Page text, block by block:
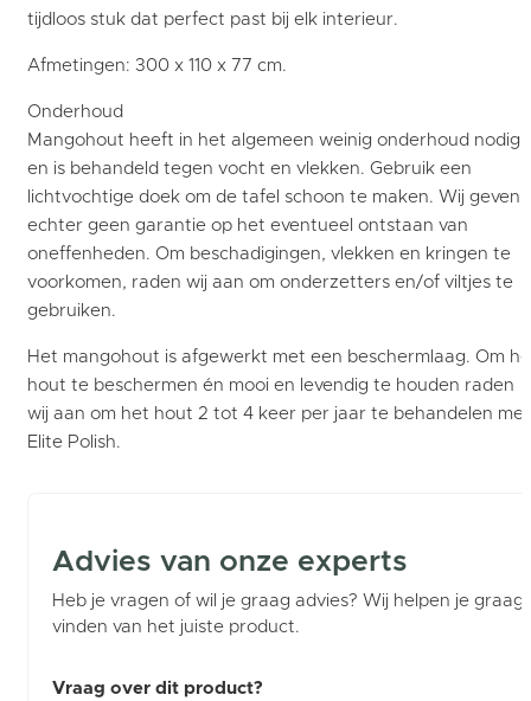
tijdloos stuk dat perfect past bij elk interieur.
Afmetingen: 300 x 110 x 77 cm.
Onderhoud
Mangohout heeft in het algemeen weinig onderhoud nodig
en is behandeld tegen vocht en vlekken. Gebruik een
lichtvochtige doek om de tafel schoon te maken. Wij geven
echter geen garantie op het eventueel ontstaan van
oneffenheden. Om beschadigingen, vlekken en kringen te
voorkomen, raden wij aan om onderzetters en/of viltjes te
gebruiken.
Het mangohout is afgewerkt met een beschermlaag. Om
hout te beschermen én mooi en levendig te houden raden
wij aan om het hout 2 tot 4 keer per jaar te behandelen met
Elite Polish.
Advies van onze experts
Heb je vragen of wil je graag advies? Wij helpen je graag
vinden van het juiste product.
Vraag over dit product?